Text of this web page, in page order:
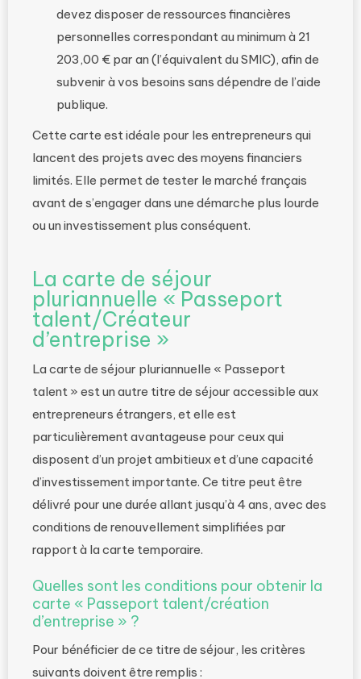
devez disposer de ressources financières
personnelles correspondant au minimum à 21
203,00 € par an (l’équivalent du SMIC), afin de
subvenir à vos besoins sans dépendre de l’aide
publique.
Cette carte est idéale pour les entrepreneurs qui
lancent des projets avec des moyens financiers
limités. Elle permet de tester le marché français
avant de s’engager dans une démarche plus lourde
ou un investissement plus conséquent.
La carte de séjour
pluriannuelle « Passeport
talent/Créateur
d’entreprise »
La carte de séjour pluriannuelle « Passeport
talent » est un autre titre de séjour accessible aux
entrepreneurs étrangers, et elle est
particulièrement avantageuse pour ceux qui
disposent d’un projet ambitieux et d’une capacité
d’investissement importante. Ce titre peut être
délivré pour une durée allant jusqu’à 4 ans, avec des
conditions de renouvellement simplifiées par
rapport à la carte temporaire.
Quelles sont les conditions pour obtenir la
carte « Passeport talent/création
d’entreprise » ?
Pour bénéficier de ce titre de séjour, les critères
suivants doivent être remplis :